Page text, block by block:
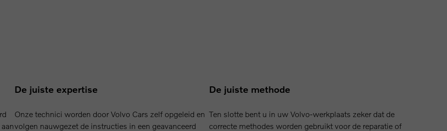
De juiste expertise
Onze technici worden door Volvo Cars zelf opgeleid en
volgen nauwgezet de instructies in een geavanceerd
De juiste methode
Ten slotte bent u in uw Volvo-werkplaats zeker dat de
correcte methodes worden gebruikt voor de reparatie of